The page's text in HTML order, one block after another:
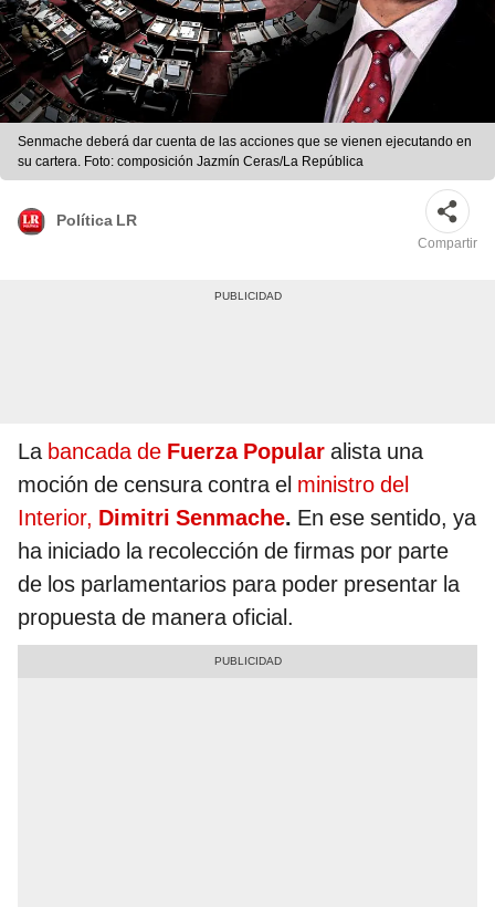
Senmache deberá dar cuenta de las acciones que se vienen ejecutando en
su cartera. Foto: composición Jazmín Ceras/La República
Política LR
Compartir
La bancada de Fuerza Popular alista una
moción de censura contra el ministro del
Interior, Dimitri Senmache. En ese sentido, ya
ha iniciado la recolección de firmas por parte
de los parlamentarios para poder presentar la
propuesta de manera oficial.